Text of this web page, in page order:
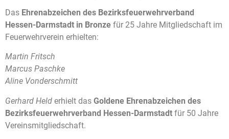
Das Ehrenabzeichen des Bezirksfeuerwehrverband
Hessen-Darmstadt in Bronze für 25 Jahre Mitgliedschaft im
Feuerwehrverein erhielten:
Martin Fritsch
Marcus Paschke
Aline Vonderschmitt
Gerhard Held erhielt das Goldene Ehrenabzeichen des
Bezirksfeuerwehrverband Hessen-Darmstadt für 50 Jahre
Vereinsmitgliedschaft.